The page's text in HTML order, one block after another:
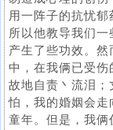
用一阵子的抗忧郁
所以他教导我们
产生了些功效。
中，在我俩已受
故地自责丶流泪
怕，我的婚姻会走
童年。但是，我俩